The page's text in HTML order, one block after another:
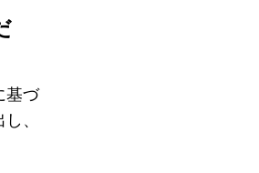
基づ
、